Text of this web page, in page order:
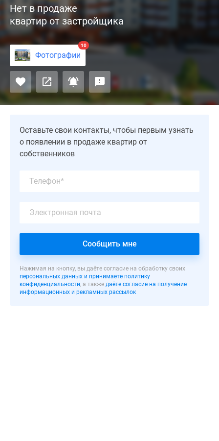
—
пятисекционный
17-
этажный
дом
по
улице
Радиоцентра,
расположенный
Щелково
Москвы
зоной.
нового
жилого
здания
будет
Нет в продаже
квартир от застройщика
Фотографии
10
Оставьте свои контакты, чтобы первым узнать
о появлении в продаже квартир от
собственников
Сообщить мне
Нажимая на кнопку, вы даёте согласие на обработку своих
персональных данных и принимаете политику
конфиденциальности, а также даёте согласие на получение
информационных и рекламных рассылок